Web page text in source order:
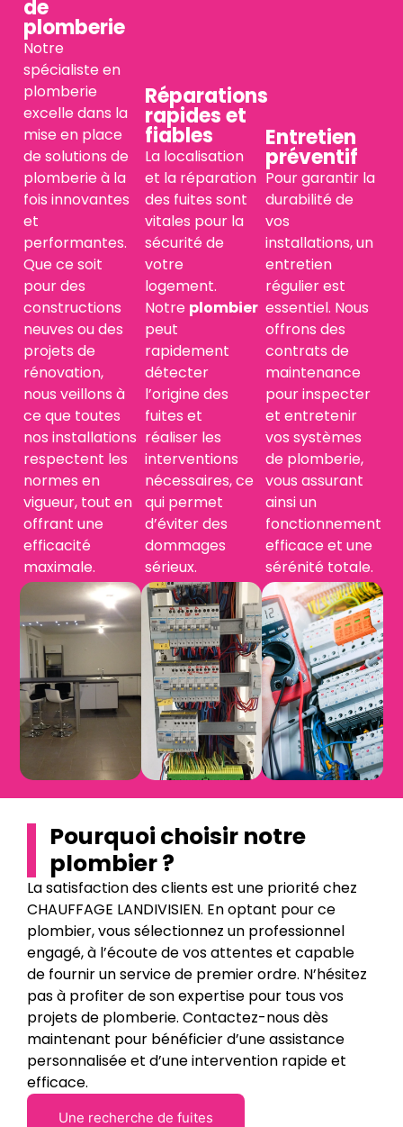
de
plomberie
Notre
spécialiste en
plomberie
excelle dans la
mise en place
de solutions de
plomberie à la
fois innovantes
et
performantes.
Que ce soit
pour des
constructions
neuves ou des
projets de
rénovation,
nous veillons à
ce que toutes
nos installations
respectent les
normes en
vigueur, tout en
offrant une
efficacité
maximale.
Réparations
rapides et
fiables
La localisation
et la réparation
des fuites sont
vitales pour la
sécurité de
votre
logement.
Notre plombier
peut
rapidement
détecter
l’origine des
fuites et
réaliser les
interventions
nécessaires, ce
qui permet
d’éviter des
dommages
sérieux.
Entretien
préventif
Pour garantir la
durabilité de
vos
installations, un
entretien
régulier est
essentiel. Nous
offrons des
contrats de
maintenance
pour inspecter
et entretenir
vos systèmes
de plomberie,
vous assurant
ainsi un
fonctionnement
efficace et une
sérénité totale.
Pourquoi choisir notre
plombier ?
La satisfaction des clients est une priorité chez
CHAUFFAGE LANDIVISIEN. En optant pour ce
plombier, vous sélectionnez un professionnel
engagé, à l’écoute de vos attentes et capable
de fournir un service de premier ordre. N’hésitez
pas à profiter de son expertise pour tous vos
projets de plomberie. Contactez-nous dès
maintenant pour bénéficier d’une assistance
personnalisée et d’une intervention rapide et
efficace.
Une recherche de fuites